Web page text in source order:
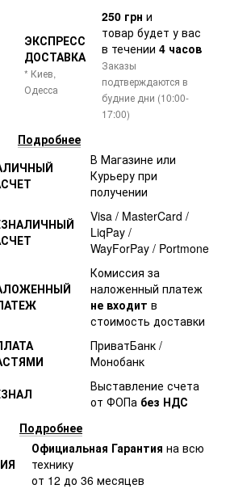
ЭКСПРЕСС
ДОСТАВКА
* Киев,
Одесса
250 грн и
товар будет у вас
в течении 4 часов
Заказы
подтверждаются в
будние дни (10:00-
17:00)
Подробнее
В Магазине или
Курьеру при
получении
Visa / MasterCard /
LiqPay /
WayForPay / Portmone
Комиссия за
наложенный платеж
не входит в
стоимость доставки
ПриватБанк /
Монобанк
Выставление счета
от ФОПа без НДС
Подробнее
Официальная Гарантия на всю
технику
от 12 до 36 месяцев